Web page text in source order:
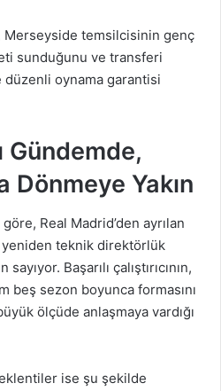
Merseyside temsilcisinin genç
sunduğunu ve transferi
düzenli oynama garantisi
Gündemde,
Dönmeye Yakın
Real Madrid’den ayrılan
yeniden teknik direktörlük
Başarılı çalıştırıcının,
beş sezon boyunca formasını
ölçüde anlaşmaya vardığı
ise şu şekilde